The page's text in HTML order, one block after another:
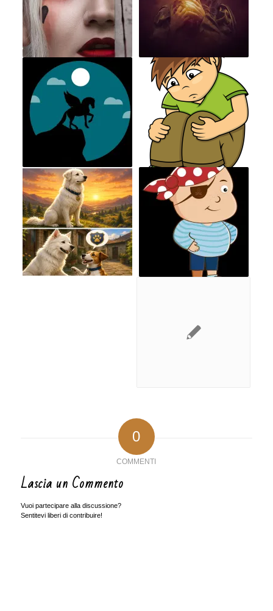
Vuoi partecipare alla discussione?